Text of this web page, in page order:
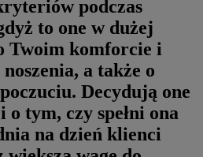
podczas
to one w dużej
Twoim komforcie i
a także o
Decydują one
tym, czy spełni ona
na dzień klienci